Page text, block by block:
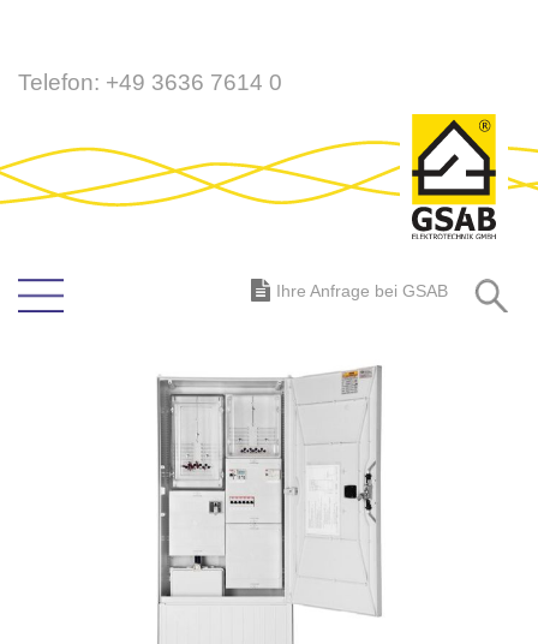
Direkt
Telefon: +49 3636 7614 0
Ihre Anfrage bei GSAB